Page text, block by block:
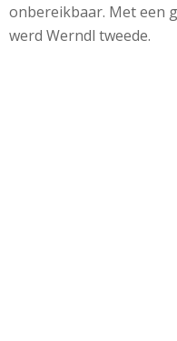
onbereikbaar. Met een
werd Werndl tweede.